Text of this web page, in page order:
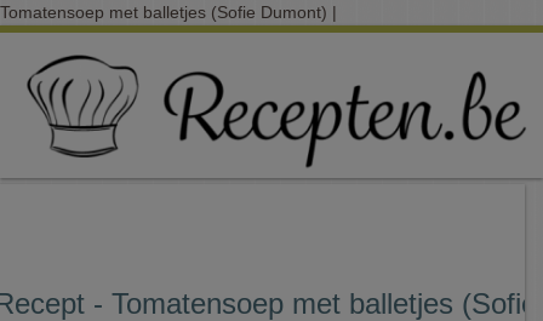
Tomatensoep met balletjes (Sofie Dumont) |
- Tomatensoep met balletjes (Sofie